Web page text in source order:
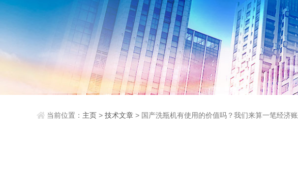
当前位置： 主页 >技术文章 > 国产洗瓶机有使用的价值吗？我们来算一笔经济账